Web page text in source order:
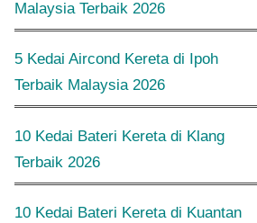
Malaysia Terbaik 2026
5 Kedai Aircond Kereta di Ipoh
Terbaik Malaysia 2026
10 Kedai Bateri Kereta di Klang
Terbaik 2026
10 Kedai Bateri Kereta di Kuantan